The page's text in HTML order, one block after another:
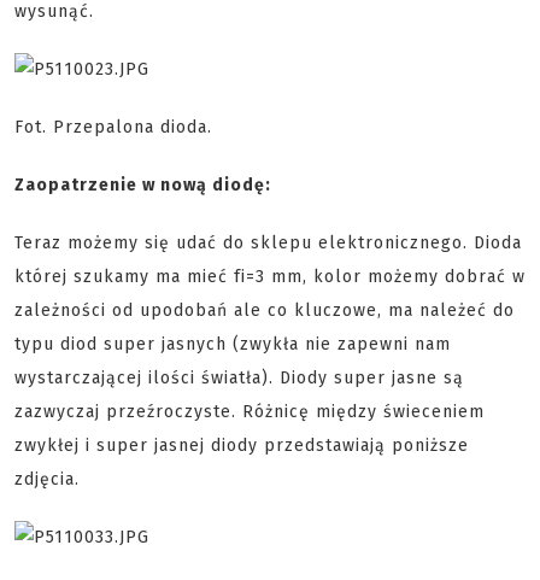
wysunąć.
Fot. Przepalona dioda.
Zaopatrzenie w nową diodę:
Teraz możemy się udać do sklepu elektronicznego. Dioda
której szukamy ma mieć fi=3 mm, kolor możemy dobrać w
zależności od upodobań ale co kluczowe, ma należeć do
typu diod super jasnych (zwykła nie zapewni nam
wystarczającej ilości światła). Diody super jasne są
zazwyczaj przeźroczyste. Różnicę między świeceniem
zwykłej i super jasnej diody przedstawiają poniższe
zdjęcia.